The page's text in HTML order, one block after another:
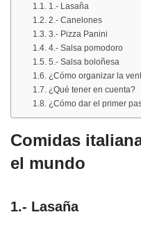
1.- Lasaña
2.- Canelones
3.- Pizza Panini
4.- Salsa pomodoro
5.- Salsa boloñesa
¿Cómo organizar la
¿Qué tener en cuenta?
¿Cómo dar el primer
Comidas
el mundo
1.- Lasaña